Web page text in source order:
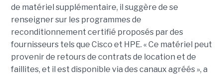
de matériel supplémentaire, il suggère de se
renseigner sur les programmes de
reconditionnement certifié proposés par des
fournisseurs tels que Cisco et HPE. « Ce matériel peut
provenir de retours de contrats de location et de
faillites, et il est disponible via des canaux agréés », a